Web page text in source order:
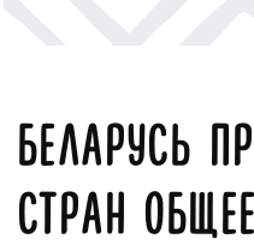
БЕЛАРУСЬ
СТРАН